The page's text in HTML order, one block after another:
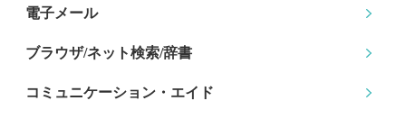
電子メール
ブラウザ/ネット検索/辞書
コミュニケーション・エイド